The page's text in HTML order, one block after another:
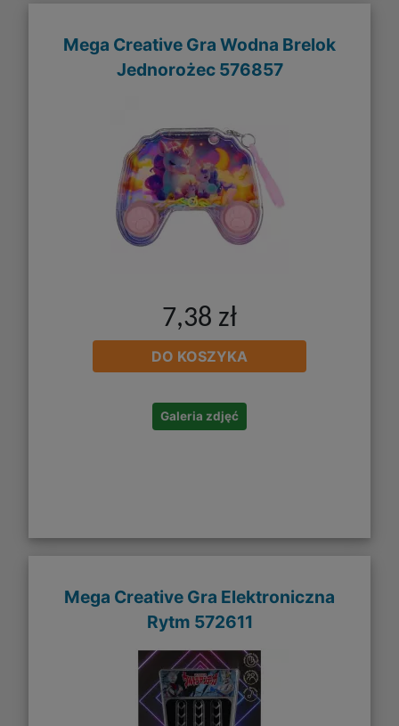
Mega Creative Gra Wodna Brelok
Jednorożec 576857
7,38 zł
DO KOSZYKA
Galeria zdjęć
Mega Creative Gra Elektroniczna
Rytm 572611